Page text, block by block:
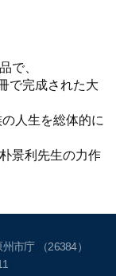
で、
で完成された大
人生を総体的に
景利先生の力作
市庁 （26384）